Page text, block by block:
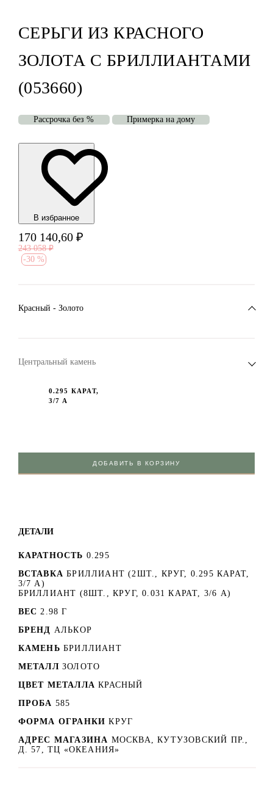
СЕРЬГИ ИЗ КРАСНОГО
ЗОЛОТА С БРИЛЛИАНТАМИ
(053660)
Рассрочка без % Примерка на дому
В избранноe
170 140,60 ₽
243 058 ₽
-30 %
Красный - Золото
Центральный камень
0.295 КАРАТ,
3/7 A
ДОБАВИТЬ В КОРЗИНУ
ДЕТАЛИ
КАРАТНОСТЬ 0.295
ВСТАВКА БРИЛЛИАНТ (2ШТ., КРУГ, 0.295 КАРАТ,
3/7 A)
БРИЛЛИАНТ (8ШТ., КРУГ, 0.031 КАРАТ, 3/6 А)
ВЕС 2.98 Г
БРЕНД АЛЬКОР
КАМЕНЬ БРИЛЛИАНТ
МЕТАЛЛ ЗОЛОТО
ЦВЕТ МЕТАЛЛА КРАСНЫЙ
ПРОБА 585
ФОРМА ОГРАНКИ КРУГ
АДРЕС МАГАЗИНА МОСКВА, КУТУЗОВСКИЙ ПР.,
Д. 57, ТЦ «ОКЕАНИЯ»